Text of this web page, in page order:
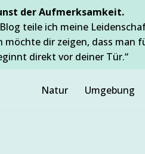
der Aufmerksamkeit.
teile ich meine
dir zeigen, dass man
direkt vor deiner Tür.“
Natur Umgebung